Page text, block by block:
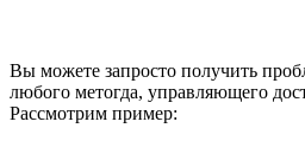
Вы можете запросто получить
любого метогда, управляющего
Рассмотрим пример: